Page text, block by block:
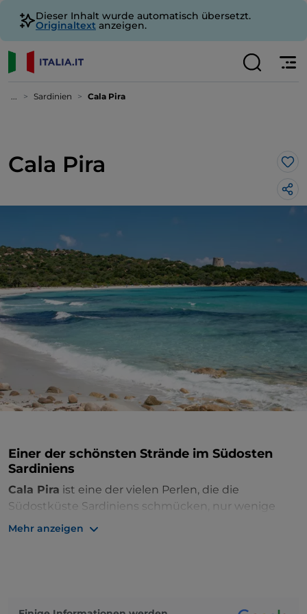
Dieser Inhalt wurde automatisch übersetzt.
Originaltext anzeigen.
... Sardinien Cala Pira
Cala Pira
Einer der schönsten Strände im Südosten
Sardiniens
Cala Pira ist eine der vielen Perlen, die die
Südostküste Sardiniens schmücken, nur wenige
Kilometer von Villasimius und Cagliari entfernt. Diese
Mehr anzeigen